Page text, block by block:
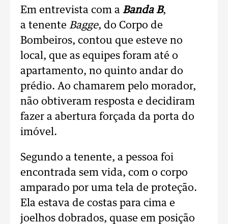
Em entrevista com a Banda B,
a tenente Bagge, do Corpo de
Bombeiros, contou que esteve no
local, que as equipes foram até o
apartamento, no quinto andar do
prédio. Ao chamarem pelo morador,
não obtiveram resposta e decidiram
fazer a abertura forçada da porta do
imóvel.
Segundo a tenente, a pessoa foi
encontrada sem vida, com o corpo
amparado por uma tela de proteção.
Ela estava de costas para cima e
joelhos dobrados, quase em posição